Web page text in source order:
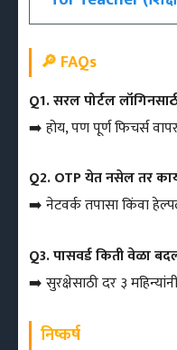
🔎 FAQs
Q1. सरल पोर्टल
➡️ होय, पण पूर्ण फिचर्स
Q2. OTP येत नसेल तर
➡️ नेटवर्क तपासा किंवा
Q3. पासवर्ड किती वेळा
➡️ सुरक्षेसाठी दर ३
निष्कर्ष